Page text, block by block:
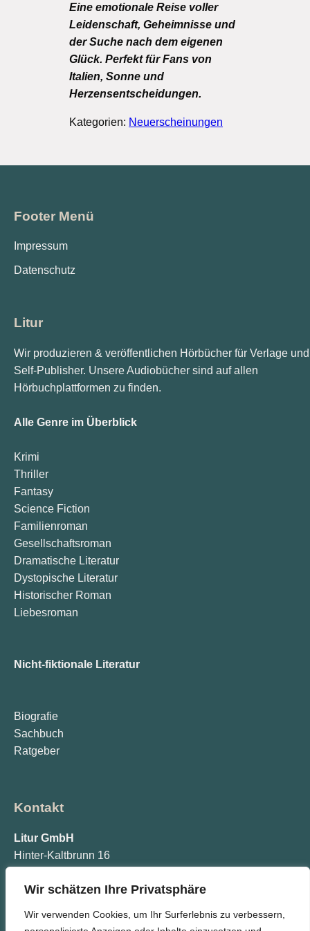
Wir schätzen Ihre Privatsphäre
Wir verwenden Cookies, um Ihr Surferlebnis zu verbessern,
Eine emotionale Reise voller
Leidenschaft, Geheimnisse und
der Suche nach dem eigenen
Glück. Perfekt für Fans von
Italien, Sonne und
Herzensentscheidungen.
Kategorien: Neuerscheinungen
Footer Menü
Impressum
Datenschutz
Litur
Wir produzieren & veröffentlichen Hörbücher für Verlage und
Self-Publisher. Unsere Audiobücher sind auf allen
Hörbuchplattformen zu finden.
Alle Genre im Überblick
Krimi
Thriller
Fantasy
Science Fiction
Familienroman
Gesellschaftsroman
Dramatische Literatur
Dystopische Literatur
Historischer Roman
Liebesroman
Nicht-fiktionale Literatur
Biografie
Sachbuch
Ratgeber
Kontakt
Litur GmbH
Hinter-Kaltbrunn 16